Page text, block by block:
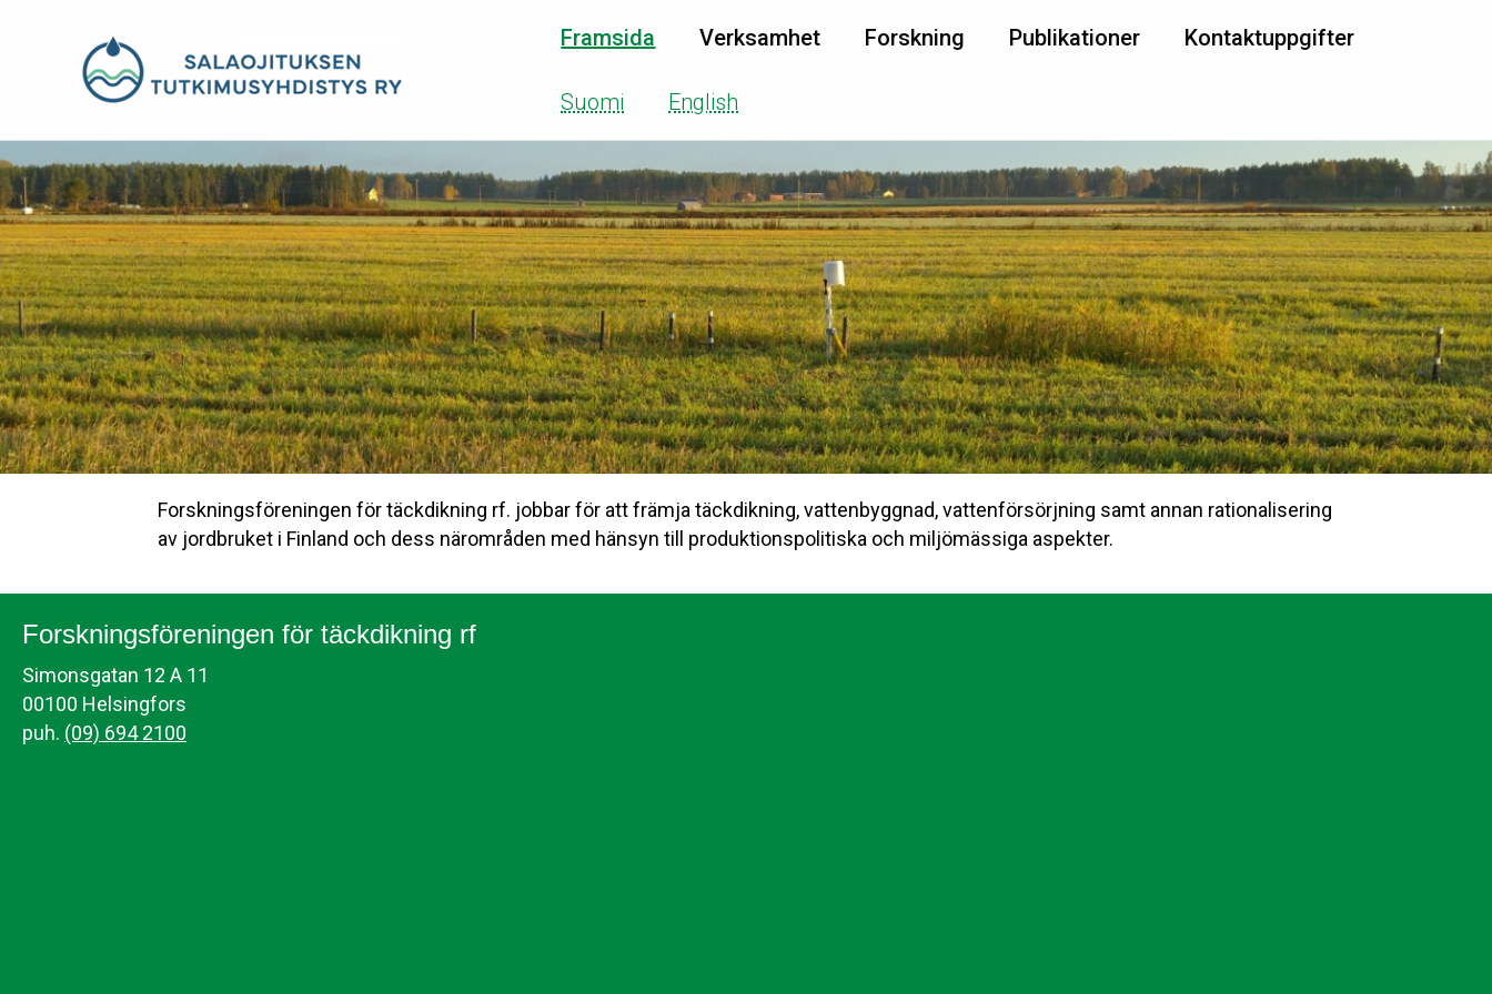
Framsida Verksamhet Forskning Publikationer Kontaktuppgifter
Suomi English
Forskningsföreningen för täckdikning rf. jobbar för att främja täckdikning, vattenbyggnad, vattenförsörjning samt annan rationalisering
av jordbruket i Finland och dess närområden med hänsyn till produktionspolitiska och miljömässiga aspekter.
Forskningsföreningen för täckdikning rf
Simonsgatan 12 A 11
00100 Helsingfors
puh. (09) 694 2100